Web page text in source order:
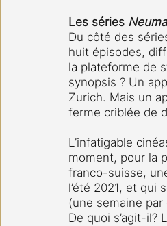
Les séries
Du côté des
huit épisodes,
la plateforme de
synopsis ? Un
Zurich. Mais un
ferme criblée de
L’infatigable
moment, pour la
franco-suisse,
l’été 2021, et qui
(une semaine
De quoi s’agit-